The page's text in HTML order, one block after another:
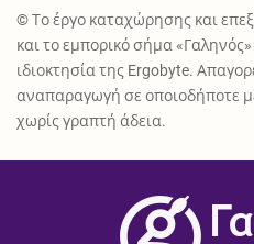
© Το έργο καταχώρησης και
και το εμπορικό σήμα
ιδιοκτησία της Ergobyte.
αναπαραγωγή σε οποιοδήποτε
χωρίς γραπτή άδεια.